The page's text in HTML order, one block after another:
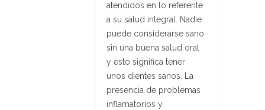
atendidos en lo referente
a su salud integral. Nadie
puede considerarse sano
sin una buena salud oral
y esto significa tener
unos dientes sanos. La
presencia de problemas
inflamatorios y